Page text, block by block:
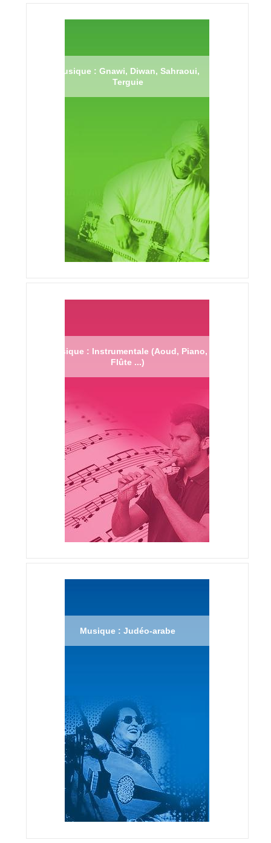
Musique : Gnawi, Diwan, Sahraoui,
Terguie
Musique : Instrumentale (Aoud, Piano,
Flûte ...)
Musique : Judéo-arabe